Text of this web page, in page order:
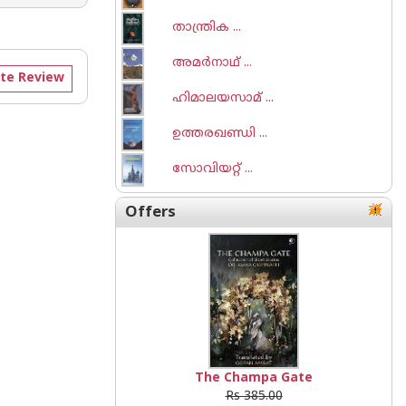
Review
താന്ത്രിക ...
അമര്‍നാഥ് ...
ഹിമാലയസാമ് ...
ഉത്തരഖണ്ഡി ...
സോവിയറ്റ് ...
Offers
The Champa Gate
Rs 385.00